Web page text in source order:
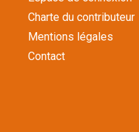
Charte du contributeur
Mentions légales
Contact